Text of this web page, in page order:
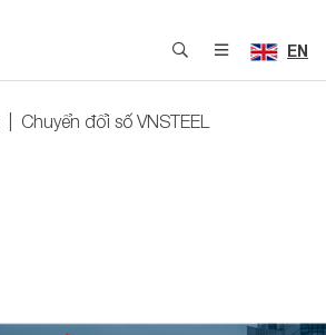
EN
Chuyển đổi số VNSTEEL